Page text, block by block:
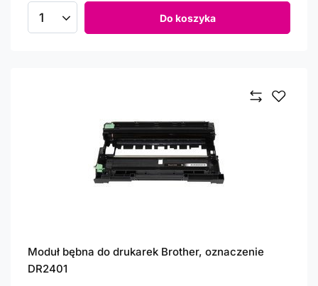
Ilość produktów Do koszyka
Moduł bębna do drukarek Brother, oznaczenie
DR2401